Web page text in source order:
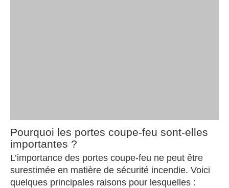
Pourquoi les portes coupe-feu sont-elles
importantes ?
L’importance des portes coupe-feu ne peut être
surestimée en matière de sécurité incendie. Voici
quelques principales raisons pour lesquelles :